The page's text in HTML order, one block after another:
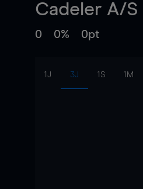
Cadeler A/S
0 0% 0pt
1J 3J 1S 1M